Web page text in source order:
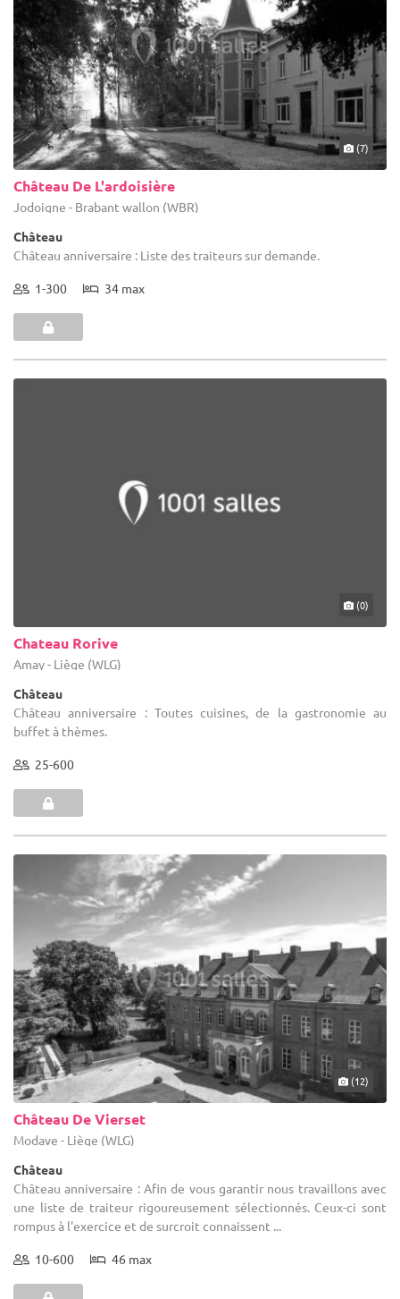
(7)
Château De L'ardoisière
Jodoigne - Brabant wallon (WBR)
Château
Château anniversaire : Liste des traiteurs sur demande.
1-300 34 max
(0)
Chateau Rorive
Amay - Liège (WLG)
Château
Château anniversaire : Toutes cuisines, de la gastronomie au
buffet à thèmes.
25-600
(12)
Château De Vierset
Modave - Liège (WLG)
Château
Château anniversaire : Afin de vous garantir nous travaillons avec
une liste de traiteur rigoureusement sélectionnés. Ceux-ci sont
rompus à l'exercice et de surcroit connaissent ...
10-600 46 max